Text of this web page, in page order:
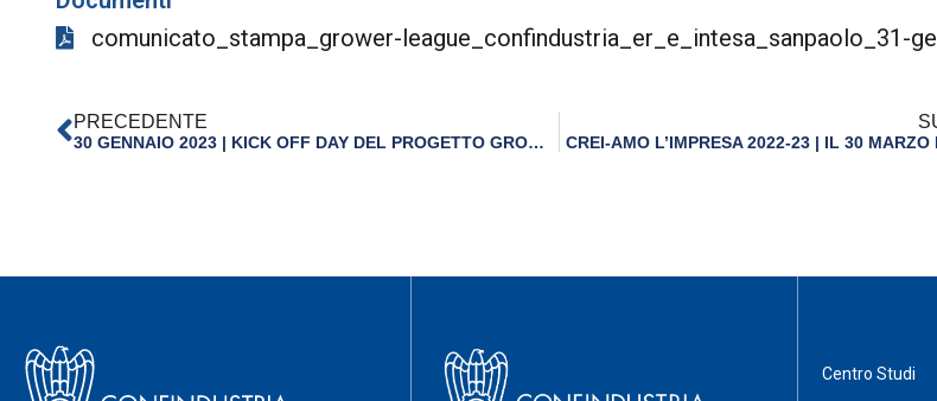
comunicato_stampa_grower-league_confindustria_er_e_intesa_sanpaolo_31-
PRECEDENTE
30 GENNAIO 2023 | KICK OFF DAY DEL PROGETTO GROW-ER LEAGUE DEI GIOVANI IMPRENDITORI DELL’ EMILIA-ROMAGNA IN COLLABORAZIONE CON INTESA SANPAOLO
Centro Studi